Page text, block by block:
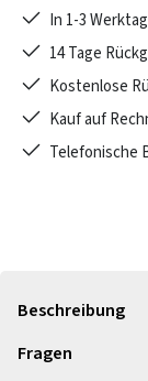
In 1-3
14 Tage
Kostenlose
Kauf auf
Telefonische
Beschreibung
Fragen